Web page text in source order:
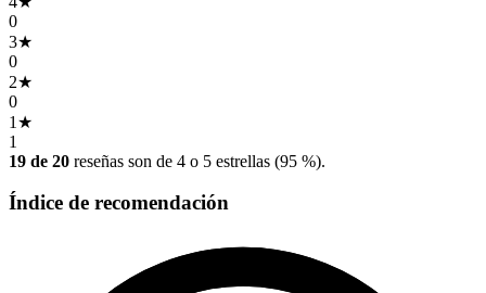
0
3★
0
2★
0
1 ★
1
19 de 20 reseñas son de 4 o 5 estrellas (95 %).
Índice de recomendación